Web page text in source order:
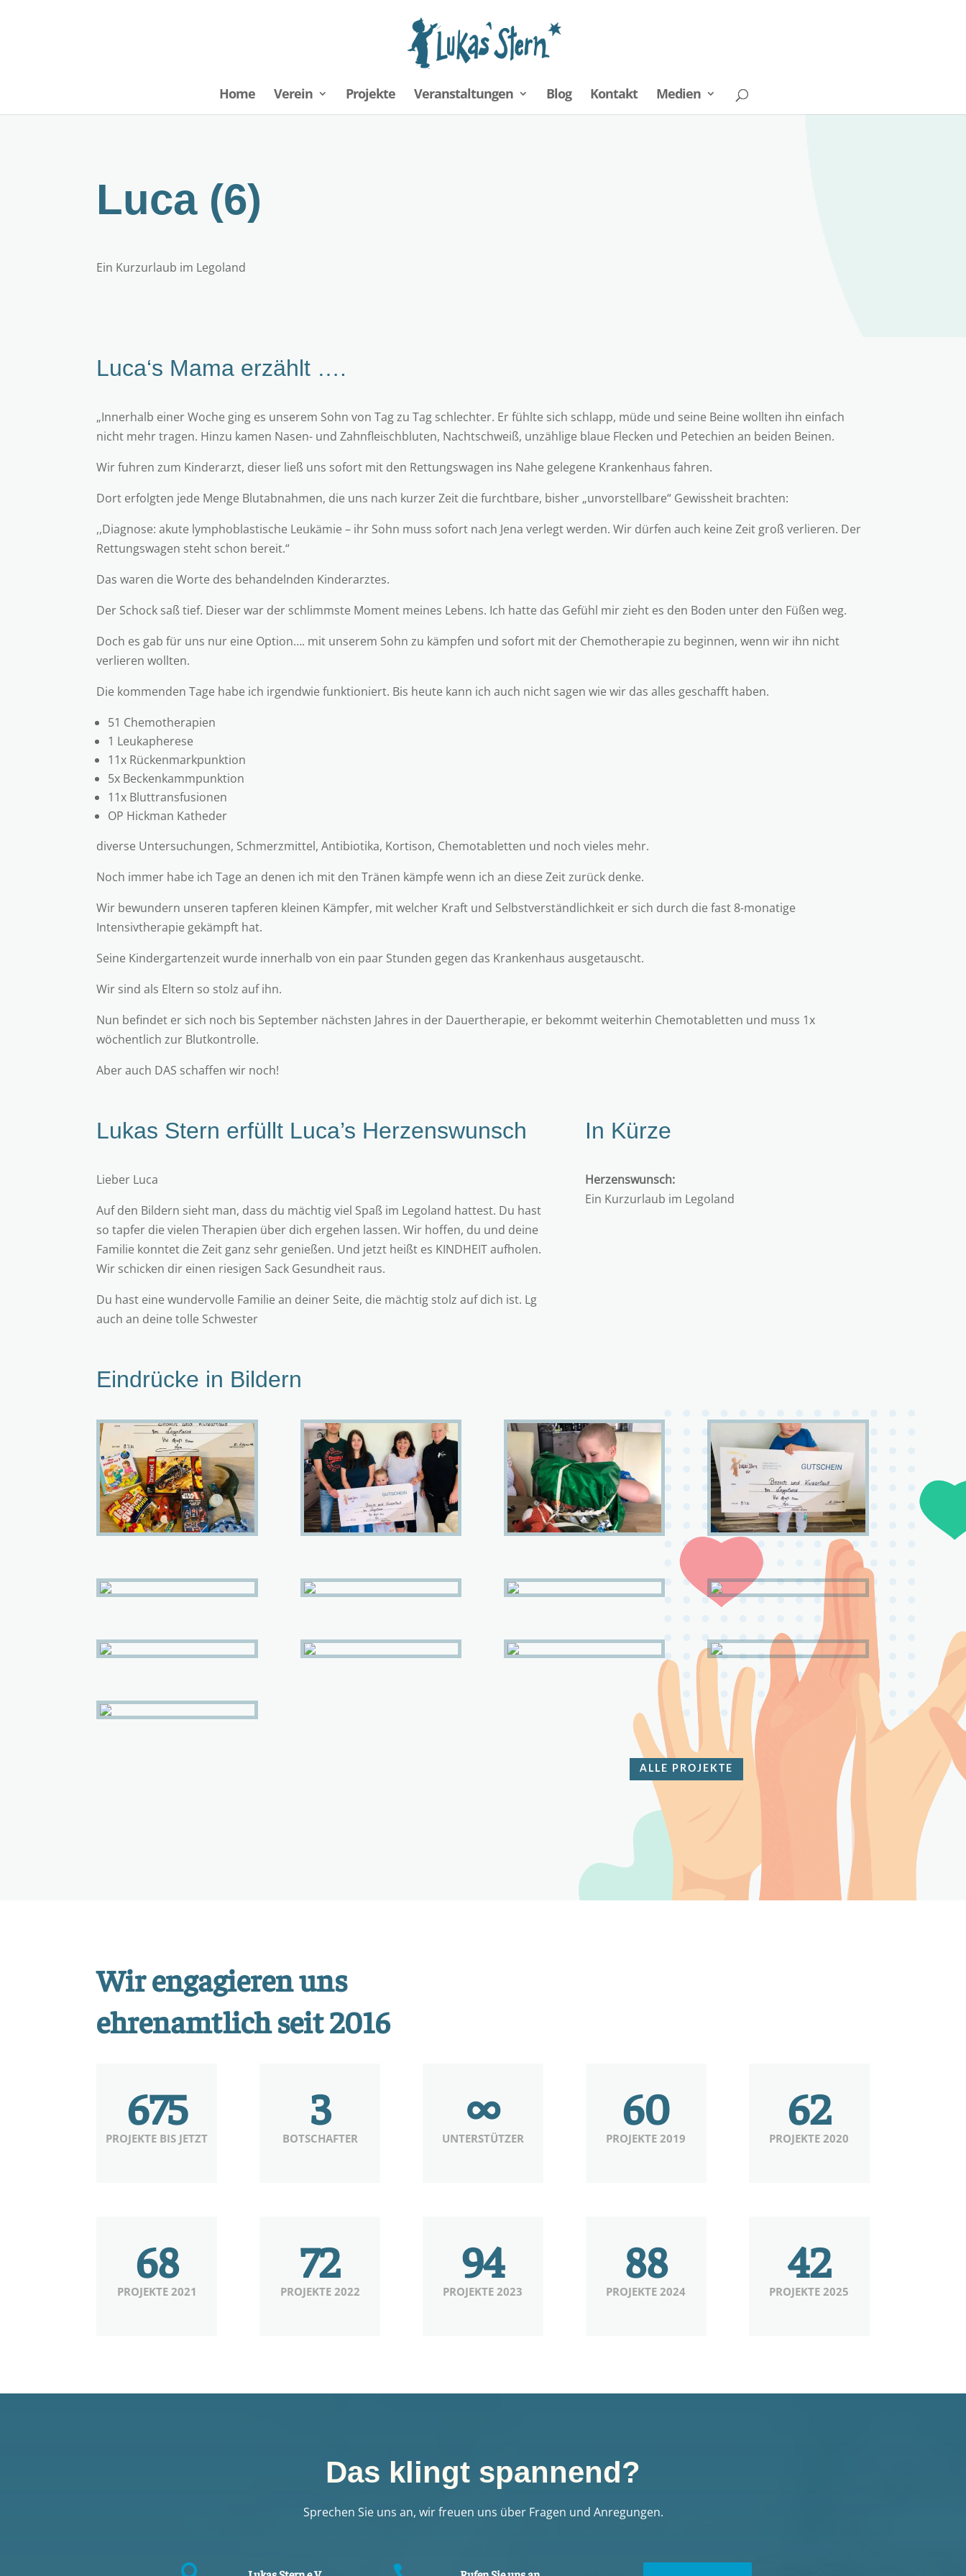
Home Verein Projekte Veranstaltungen Blog Kontakt Medien
Luca (6)
Ein Kurzurlaub im Legoland
Luca‘s Mama erzählt ….
„Innerhalb einer Woche ging es unserem Sohn von Tag zu Tag schlechter. Er fühlte sich schlapp, müde und seine Beine wollten ihn einfach
nicht mehr tragen. Hinzu kamen Nasen- und Zahnfleischbluten, Nachtschweiß, unzählige blaue Flecken und Petechien an beiden Beinen.
Wir fuhren zum Kinderarzt, dieser ließ uns sofort mit den Rettungswagen ins Nahe gelegene Krankenhaus fahren.
Dort erfolgten jede Menge Blutabnahmen, die uns nach kurzer Zeit die furchtbare, bisher „unvorstellbare“ Gewissheit brachten:
,,Diagnose: akute lymphoblastische Leukämie – ihr Sohn muss sofort nach Jena verlegt werden. Wir dürfen auch keine Zeit groß verlieren. Der
Rettungswagen steht schon bereit.“
Das waren die Worte des behandelnden Kinderarztes.
Der Schock saß tief. Dieser war der schlimmste Moment meines Lebens. Ich hatte das Gefühl mir zieht es den Boden unter den Füßen weg.
Doch es gab für uns nur eine Option…. mit unserem Sohn zu kämpfen und sofort mit der Chemotherapie zu beginnen, wenn wir ihn nicht
verlieren wollten.
Die kommenden Tage habe ich irgendwie funktioniert. Bis heute kann ich auch nicht sagen wie wir das alles geschafft haben.
51 Chemotherapien
1 Leukapherese
11x Rückenmarkpunktion
5x Beckenkammpunktion
11x Bluttransfusionen
OP Hickman Katheder
diverse Untersuchungen, Schmerzmittel, Antibiotika, Kortison, Chemotabletten und noch vieles mehr.
Noch immer habe ich Tage an denen ich mit den Tränen kämpfe wenn ich an diese Zeit zurück denke.
Wir bewundern unseren tapferen kleinen Kämpfer, mit welcher Kraft und Selbstverständlichkeit er sich durch die fast 8-monatige
Intensivtherapie gekämpft hat.
Seine Kindergartenzeit wurde innerhalb von ein paar Stunden gegen das Krankenhaus ausgetauscht.
Wir sind als Eltern so stolz auf ihn.
Nun befindet er sich noch bis September nächsten Jahres in der Dauertherapie, er bekommt weiterhin Chemotabletten und muss 1x
wöchentlich zur Blutkontrolle.
Aber auch DAS schaffen wir noch!
Lukas Stern erfüllt Luca’s Herzenswunsch
Lieber Luca
Auf den Bildern sieht man, dass du mächtig viel Spaß im Legoland hattest. Du hast
so tapfer die vielen Therapien über dich ergehen lassen. Wir hoffen, du und deine
Familie konntet die Zeit ganz sehr genießen. Und jetzt heißt es KINDHEIT aufholen.
Wir schicken dir einen riesigen Sack Gesundheit raus.
Du hast eine wundervolle Familie an deiner Seite, die mächtig stolz auf dich ist. Lg
auch an deine tolle Schwester
In Kürze
Herzenswunsch:
Ein Kurzurlaub im Legoland
Eindrücke in Bildern
ALLE PROJEKTE
Wir engagieren uns
ehrenamtlich seit 2016
675
PROJEKTE BIS JETZT
3
BOTSCHAFTER
∞
UNTERSTÜTZER
60
PROJEKTE 2019
62
PROJEKTE 2020
68
PROJEKTE 2021
72
PROJEKTE 2022
94
PROJEKTE 2023
88
PROJEKTE 2024
42
PROJEKTE 2025
Das klingt spannend?
Sprechen Sie uns an, wir freuen uns über Fragen und Anregungen.